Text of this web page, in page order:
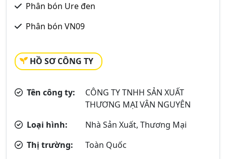
Phân bón Ure đen
Phân bón VN09
HỒ SƠ CÔNG TY
Tên công ty:
CÔNG TY TNHH SẢN XUẤT
THƯƠNG MẠI VÂN NGUYÊN
Loại hình:
Nhà Sản Xuất, Thương Mại
Thị trường:
Toàn Quốc